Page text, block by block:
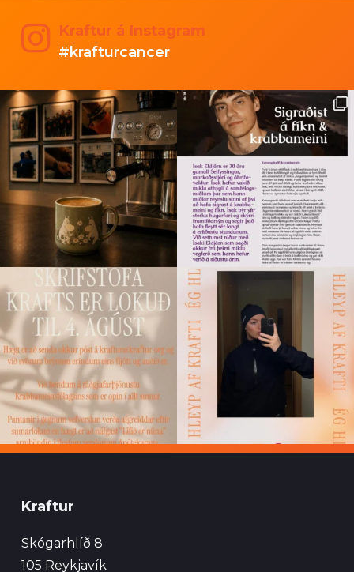
Kraftur á Instagram
#krafturcancer
Kraftur
Skógarhlíð 8
105 Reykjavík